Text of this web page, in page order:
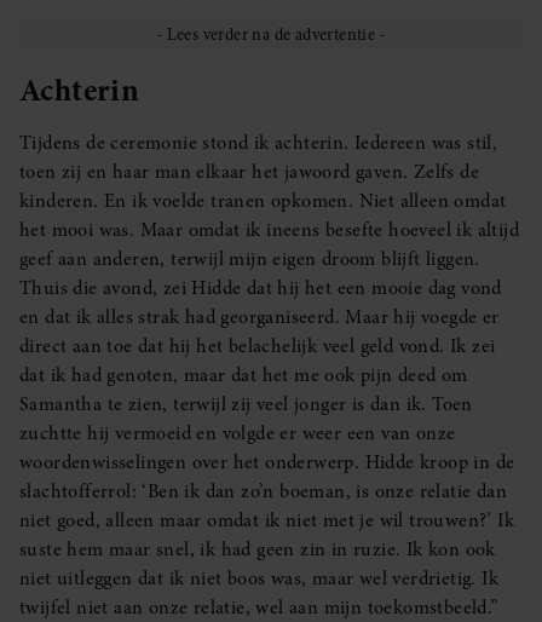
Achterin
Tijdens de ceremonie stond ik achterin. Iedereen was stil,
toen zij en haar man elkaar het jawoord gaven. Zelfs de
kinderen. En ik voelde tranen opkomen. Niet alleen omdat
het mooi was. Maar omdat ik ineens besefte hoeveel ik altijd
geef aan anderen, terwijl mijn eigen droom blijft liggen.
Thuis die avond, zei Hidde dat hij het een mooie dag vond
en dat ik alles strak had georganiseerd. Maar hij voegde er
direct aan toe dat hij het belachelijk veel geld vond. Ik zei
dat ik had genoten, maar dat het me ook pijn deed om
Samantha te zien, terwijl zij veel jonger is dan ik. Toen
zuchtte hij vermoeid en volgde er weer een van onze
woordenwisselingen over het onderwerp. Hidde kroop in de
slachtofferrol: ‘Ben ik dan zo’n boeman, is onze relatie dan
niet goed, alleen maar omdat ik niet met je wil trouwen?’ Ik
suste hem maar snel, ik had geen zin in ruzie. Ik kon ook
niet uitleggen dat ik niet boos was, maar wel verdrietig. Ik
twijfel niet aan onze relatie, wel aan mijn toekomstbeeld.”